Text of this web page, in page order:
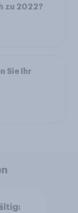
zu 2022?
Sie Ihr